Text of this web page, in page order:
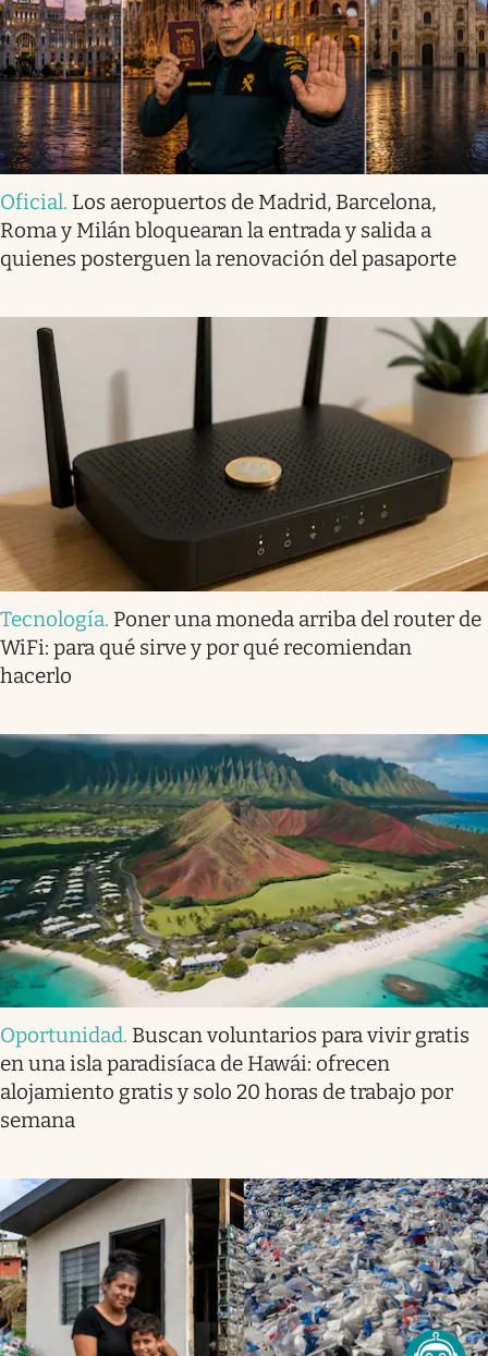
Oficial. Los aeropuertos de Madrid, Barcelona,
Roma y Milán bloquearan la entrada y salida a
quienes posterguen la renovación del pasaporte
Tecnología. Poner una moneda arriba del router de
WiFi: para qué sirve y por qué recomiendan
hacerlo
Oportunidad. Buscan voluntarios para vivir gratis
en una isla paradisíaca de Hawái: ofrecen
alojamiento gratis y solo 20 horas de trabajo por
semana